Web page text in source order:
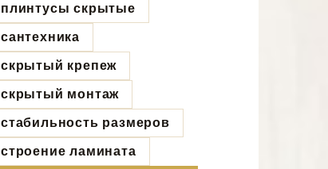
плинтусы скрытые
сантехника
скрытый крепеж
скрытый монтаж
стабильность размеров
строение ламината